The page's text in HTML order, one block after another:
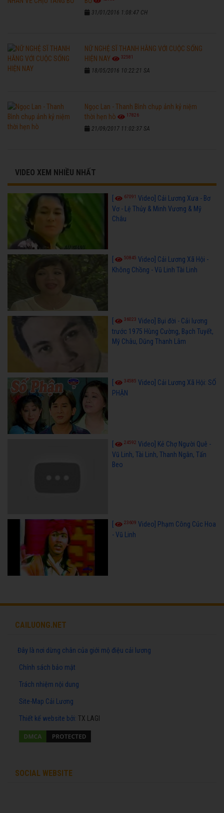
31/01/2016 1:08:47 CH
NỮ NGHỆ SĨ THANH HẰNG VỚI CUỘC SỐNG
HIỆN NAY
32581
18/05/2016 10:22:21 SA
Ngọc Lan - Thanh Bình chụp ảnh kỷ niệm
thời hẹn hò
17826
21/09/2017 11:02:37 SA
VIDEO XEM NHIỀU NHẤT
[ 67091 Video] Cải Lương Xưa - Bơ
Vơ - Lệ Thủy & Minh Vương & Mỹ
Châu
50845 Video] Cải Lương Xã Hội -
Không Chồng - Vũ Linh Tài Linh
36023 Video] Bụi đời - Cải lương
trước 1975 Hùng Cường, Bạch Tuyết,
Mỹ Châu, Dũng Thanh Lâm
34585 Video] Cải Lương Xã Hội: SỐ
PHẬN
24592 Video] Kẻ Chợ Người Quê -
Vũ Linh, Tài Linh, Thanh Ngân, Tấn
Beo
23609 Video] Phạm Công Cúc Hoa
- Vũ Linh
CAILUONG.NET
Đây là nơi dừng chân của giới mộ điệu cải lương
Chính sách bảo mật
Trách nhiệm nội dung
Site-Map Cải Lương
Thiết kế website bởi: TX LAGI
SOCIAL WEBSITE